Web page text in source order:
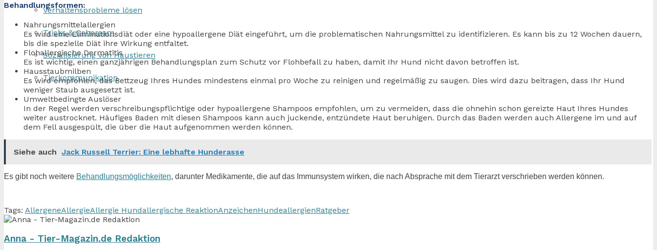
Verhaltensprobleme lösen
Tricks & Gehorsam
Sozialisierung von Haustieren
Tierkommunikation
Behandlungsformen:
Nahrungsmittelallergien
Es wird eine Eliminationsdiät oder eine hypoallergene Diät eingeführt, um die problematischen Nahrungsmittel zu identifizieren. Es kann bis zu 12 Wochen dauern,
bis die spezielle Diät ihre Wirkung entfaltet.
Flohallergische Dermatitis
Es ist wichtig, einen ganzjährigen Behandlungsplan zum Schutz vor Flohbefall zu haben, damit Ihr Hund nicht davon betroffen ist.
Hausstaubmilben
Es wird empfohlen, das Bettzeug Ihres Hundes mindestens einmal pro Woche zu reinigen und regelmäßig zu saugen. Dies wird dazu beitragen, dass Ihr Hund
weniger Staub ausgesetzt ist.
Umweltbedingte Auslöser
In der Regel werden verschreibungspflichtige oder hypoallergene Shampoos empfohlen, um zu vermeiden, dass die ohnehin schon gereizte Haut Ihres Hundes
weiter austrocknet. Häufiges Baden mit diesen Shampoos kann auch juckende, entzündete Haut beruhigen. Durch das Baden werden auch Allergene im und auf
dem Fell ausgespült, die über die Haut aufgenommen werden können.
Siehe auch Jack Russell Terrier: Eine lebhafte Hunderasse
Es gibt noch weitere Behandlungsmöglichkeiten, darunter Medikamente, die auf das Immunsystem wirken, die nach Absprache mit dem Tierarzt verschrieben werden können.
Tags: AllergeneAllergieAllergie Hundallergische ReaktionAnzeichenHundeallergienRatgeber
Anna - Tier-Magazin.de Redaktion